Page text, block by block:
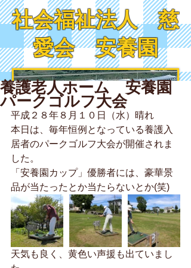
社会福祉法人 慈
愛会 安養園
養護老人ホーム 安養園
パークゴルフ大会
平成２８年８月１０日（水）晴れ
本日は、毎年恒例となっている養護入
居者のパークゴルフ大会が開催されま
した。
「安養園カップ」優勝者には、豪華景
品が当たったとか当たらないとか(笑)
天気も良く、黄色い声援も出ていまし